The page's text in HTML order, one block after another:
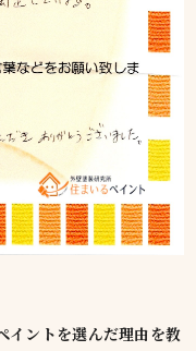
イントを選んだ理由を教